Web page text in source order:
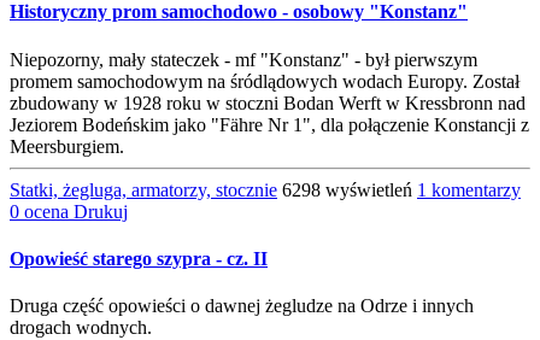
Historyczny prom samochodowo - osobowy "Konstanz"
Niepozorny, mały stateczek - mf "Konstanz" - był pierwszym
promem samochodowym na śródlądowych wodach Europy. Został
zbudowany w 1928 roku w stoczni Bodan Werft w Kressbronn nad
Jeziorem Bodeńskim jako "Fähre Nr 1", dla połączenie Konstancji z
Meersburgiem.
Statki, żegluga, armatorzy, stocznie 6298 wyświetleń 1 komentarzy
0 ocena Drukuj
Opowieść starego szypra - cz. II
Druga część opowieści o dawnej żegludze na Odrze i innych
drogach wodnych.